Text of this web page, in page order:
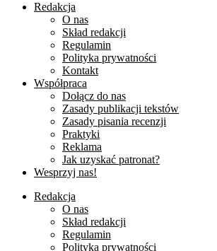
Redakcja
O nas
Skład redakcji
Regulamin
Polityka prywatności
Kontakt
Współpraca
Dołącz do nas
Zasady publikacji tekstów
Zasady pisania recenzji
Praktyki
Reklama
Jak uzyskać patronat?
Wesprzyj nas!
Redakcja
O nas
Skład redakcji
Regulamin
Polityka prywatności